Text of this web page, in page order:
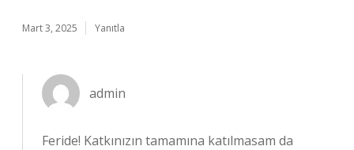
Mart 3, 2025 Yanıtla
admin
Feride! Katkınızın tamamına katılmasam da